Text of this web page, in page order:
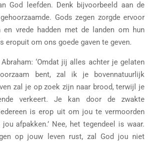
God leefden. Denk bijvoorbeeld aan de
Gods zegen zorgde ervoor
vrede hadden met de landen om hun
eropuit om ons goede gaven te geven.
‘Omdat jij alles achter je gelaten
bent, zal ik je bovennatuurlijk
zal je op zoek zijn naar brood, terwijl je
verkeert. Je kan door de zwakte
is erop uit om jou te vermoorden
afpakken.’ Nee, het tegendeel is waar.
op jouw leven rust, zal God jou niet